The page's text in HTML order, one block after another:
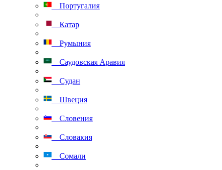
Португалия
Катар
Румыния
Саудовская Аравия
Судан
Швеция
Словения
Словакия
Сомали